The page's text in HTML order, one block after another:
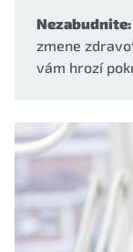
Nezabudnite:
zmene
vám hrozí